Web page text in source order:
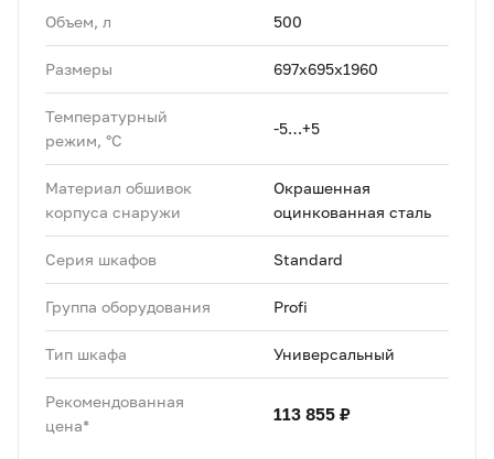
Объем, л 500
Размеры 697х695х1960
Температурный
режим, °C
-5…+5
Материал обшивок
корпуса снаружи
Окрашенная
оцинкованная сталь
Серия шкафов Standard
Группа оборудования Profi
Тип шкафа Универсальный
Рекомендованная
цена*
113 855 ₽